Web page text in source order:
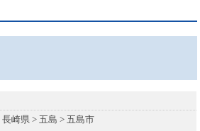
長崎県 > 五島 > 五島市